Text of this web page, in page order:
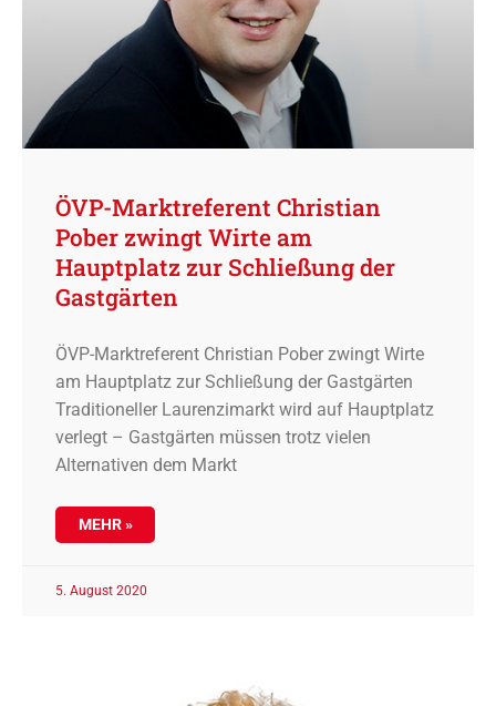
ÖVP-Marktreferent Christian
Pober zwingt Wirte am
Hauptplatz zur Schließung der
Gastgärten
ÖVP-Marktreferent Christian Pober zwingt Wirte
am Hauptplatz zur Schließung der Gastgärten
Traditioneller Laurenzimarkt wird auf Hauptplatz
verlegt – Gastgärten müssen trotz vielen
Alternativen dem Markt
MEHR »
5. August 2020